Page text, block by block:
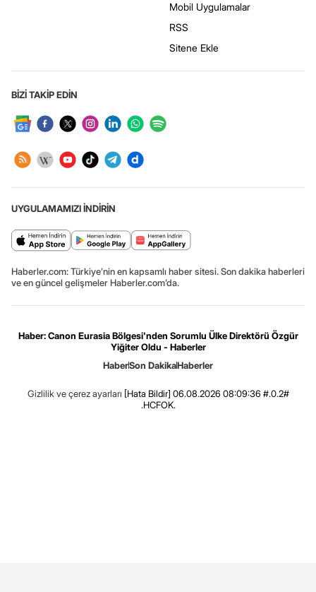
Mobil Uygulamalar
RSS
Sitene Ekle
BİZİ TAKİP EDİN
UYGULAMAMIZI İNDİRİN
Haberler.com: Türkiye’nin en kapsamlı haber sitesi. Son dakika haberleri
ve en güncel gelişmeler Haberler.com’da.
Haber: Canon Eurasia Bölgesi'nden Sorumlu Ülke Direktörü Özgür
Yiğiter Oldu - Haberler
HaberSon DakikaHaberler
Gizlilik ve çerez ayarları [Hata Bildir] 06.08.2026 08:09:36 #.0.2#
.HCFOK.